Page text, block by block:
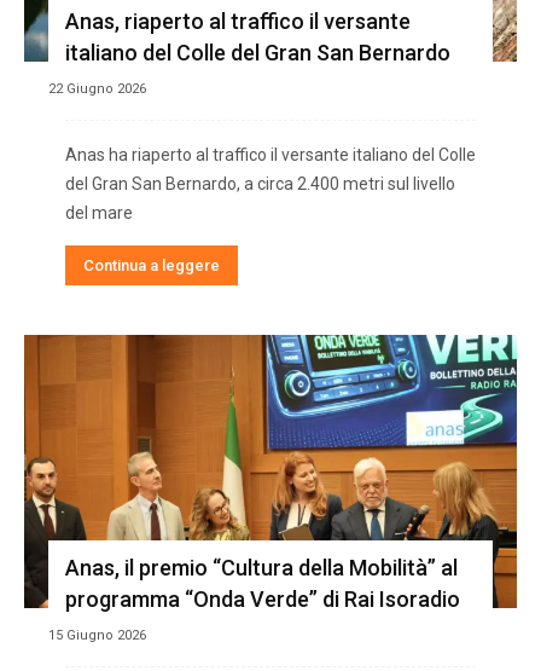
Anas, riaperto al traffico il versante
italiano del Colle del Gran San Bernardo
22 Giugno 2026
Anas ha riaperto al traffico il versante italiano del Colle
del Gran San Bernardo, a circa 2.400 metri sul livello
del mare
Continua a leggere
Anas, il premio “Cultura della Mobilità” al
programma “Onda Verde” di Rai Isoradio
15 Giugno 2026